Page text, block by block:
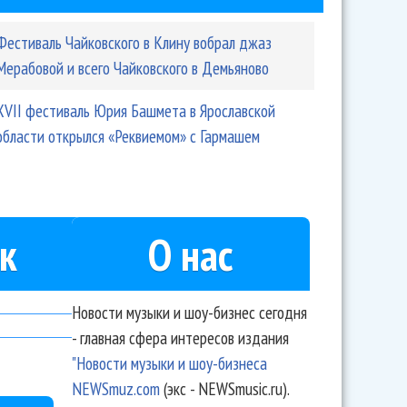
Чайковского в Клину вобрал джаз
и всего Чайковского в Демьяново
фестиваль Юрия Башмета в Ярославской
открылся «Реквиемом» с Гармашем
О нас
Новости музыки и шоу-бизнес сегодня
- главная сфера интересов издания
"Новости музыки и шоу-бизнеса
NEWSmuz.com(экс - NEWSmusic.ru).